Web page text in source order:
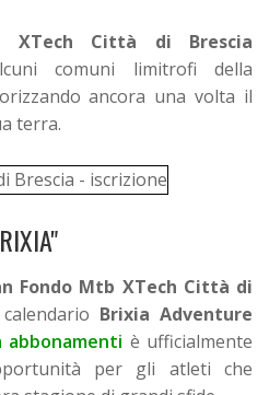
XTech Città di Brescia
comuni limitrofi della
ancora una volta il
terra.
Fondo Mtb XTech Città di
Brixia Adventure
abbonamenti è ufficialmente
per gli atleti che